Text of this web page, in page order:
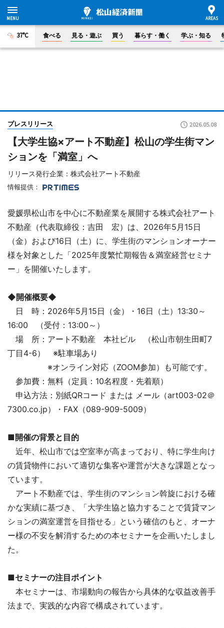
37°C 食べる 見る・遊ぶ 買う 暮らす・働く 学ぶ・知る
プレスリリース 2026.05.08
【大学生協×アート不動産】松山の学生街マン
ションを「満室」へ
リリース発行企業：株式会社アート不動産
情報提供：
愛媛県松山市を中心に不動産業を展開する株式会社アート
不動産（代表取締役：吉田 宏）は、2026年5月15日
（金）および16日（土）に、学生街のマンションオーナー
様を対象とした「2025年度繁忙期報告＆満室経営セミナ
ー」を開催いたします。
◆開催概要◆
日 時：2026年5月15日（金）・16日（土）13:30～
16:00 （受付：13:00～）
場 所：アート不動産 本社ビル （松山市朝生田町7
丁目4-6） ※駐車場あり
※オンライン対応（ZOOM参加）も可能です。
参加費：無料（定員：10名程度・先着順）
申込方法：別紙QRコード または メール（art003-02＠
7300.co.jp）・FAX（089-909-5009）
■開催の背景と目的
近年、松山市では空室率が高まっており、特に学生向け
の賃貸物件において適切な集客や運営が大きな課題となっ
ています。
アート不動産では、学生街のマンション斡旋における確
かな実績に基づき、「大学生協と協力することで賃貸マン
ションの満室運営を目指せる」という確信のもと、オーナ
ー様の不安を解消するための本セミナーを企画いたしまし
た。
■セミナーの注目ポイント
本セミナーは、市場動向の報告から具体的な収益改善手
法まで、実践的な内容で構成されています。